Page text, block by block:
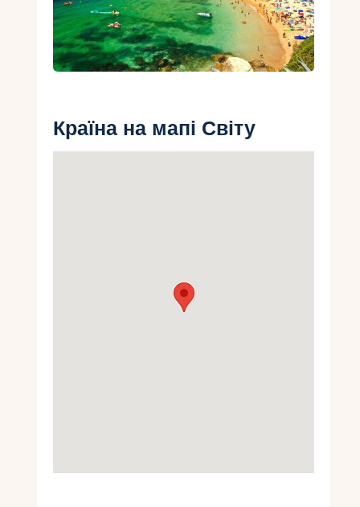
Блог
Контакти
Країна на мапі Світу